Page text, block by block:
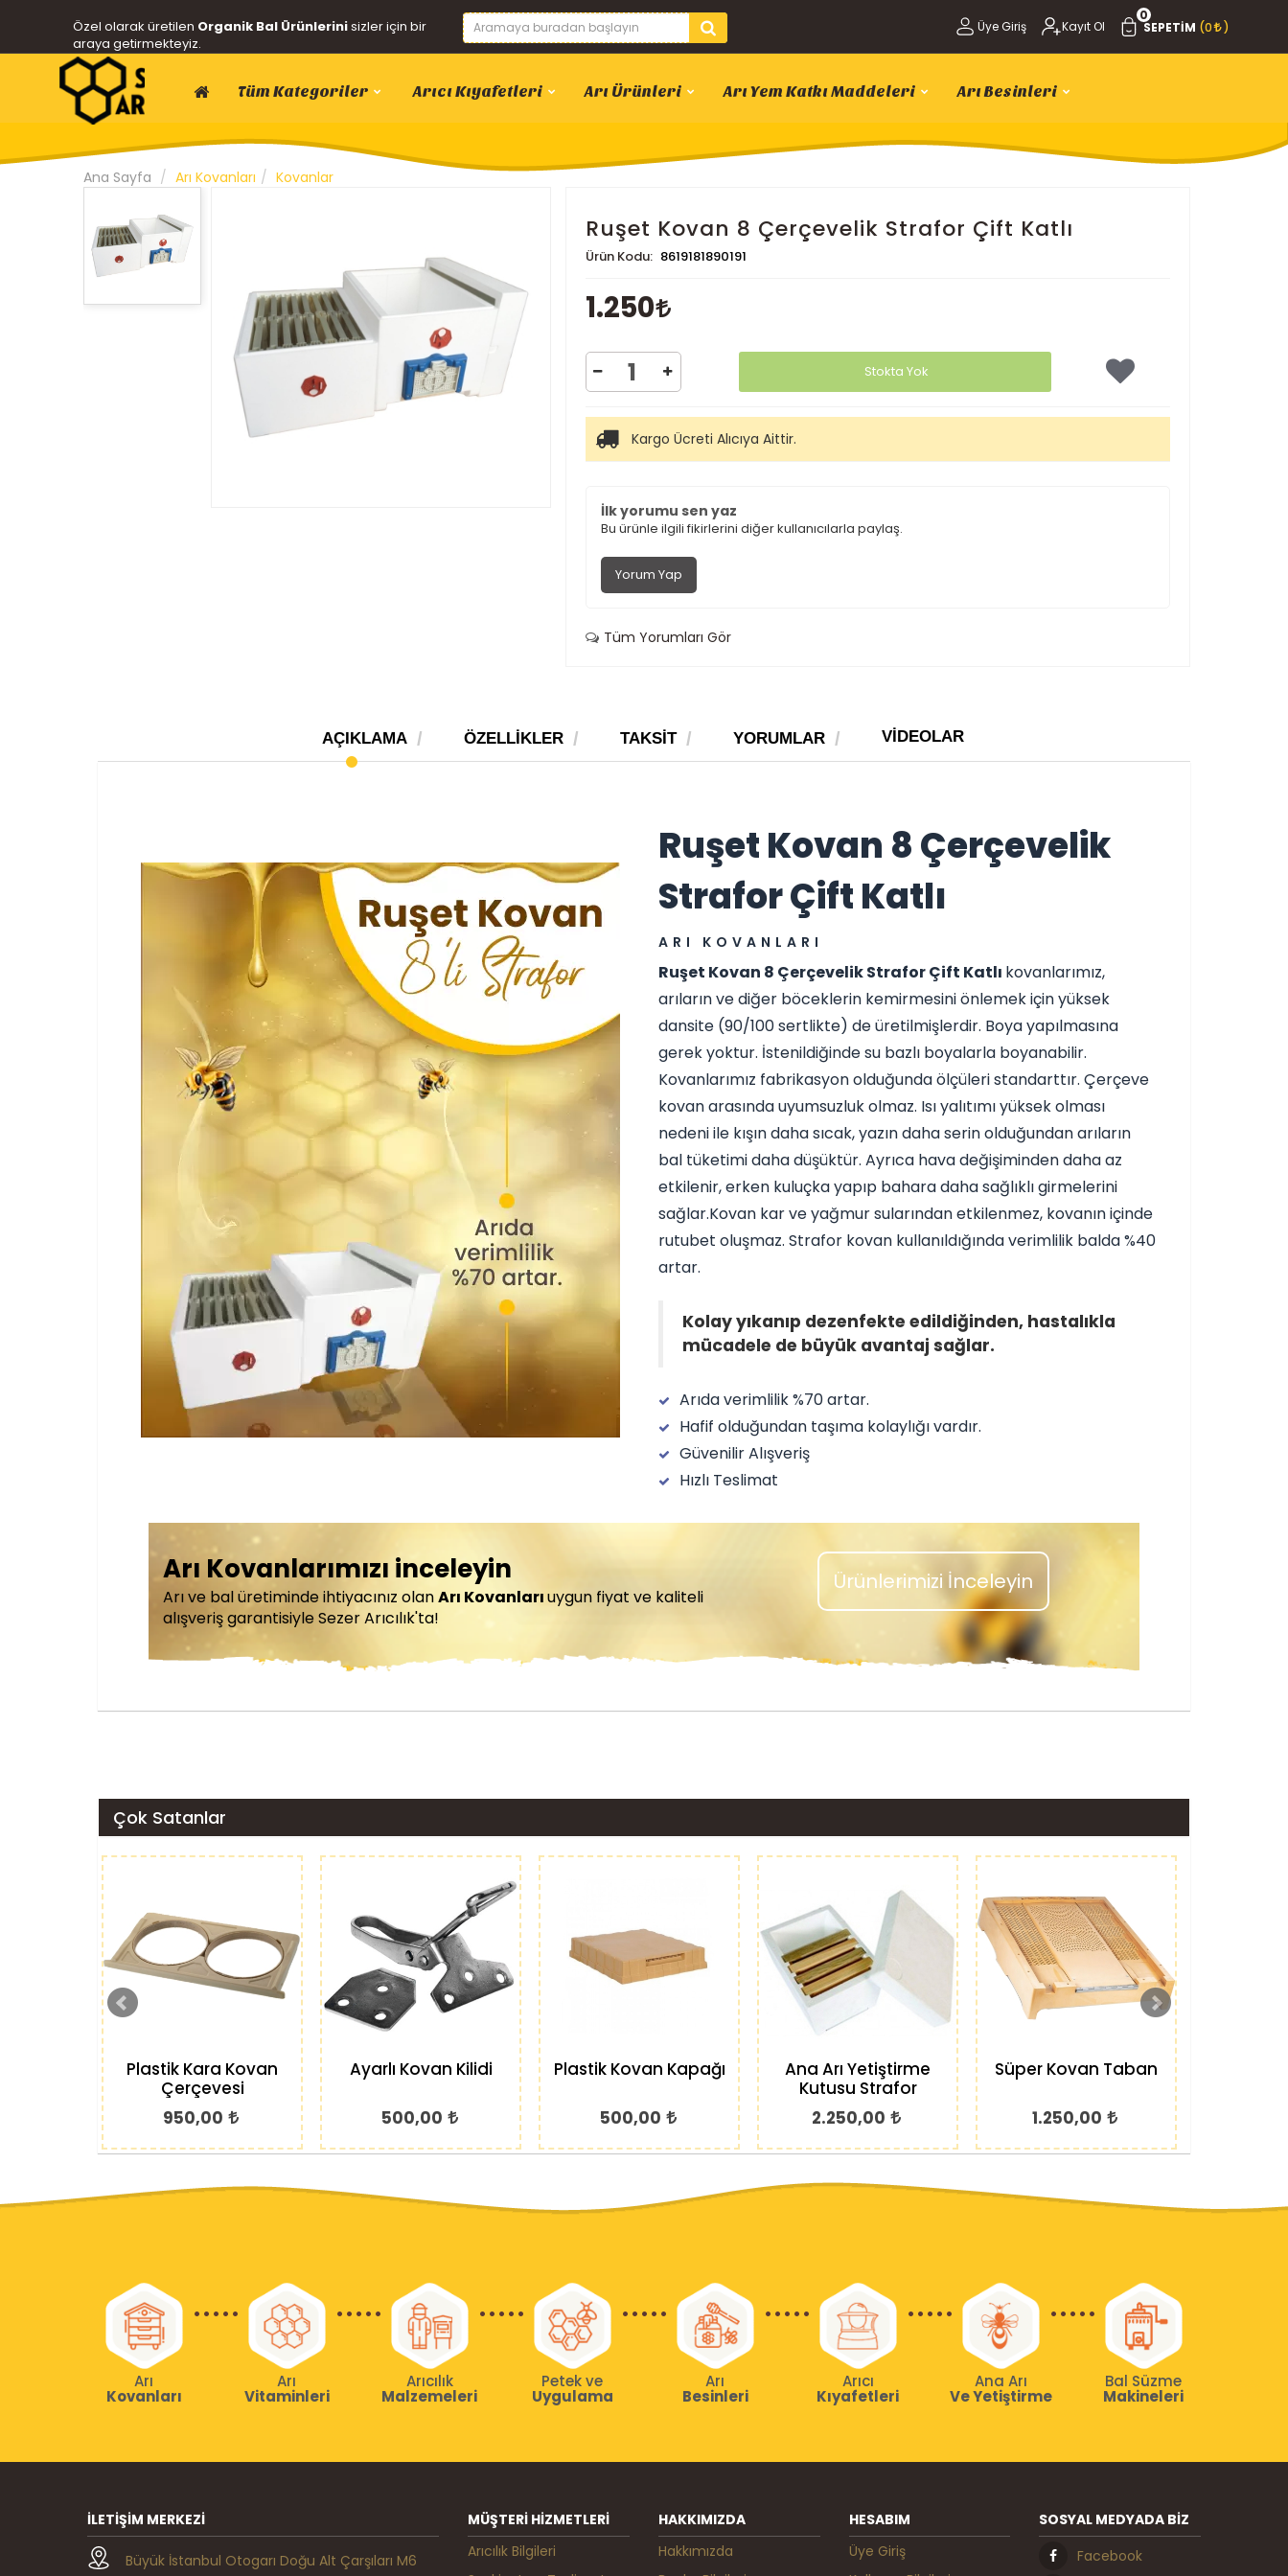
Özel olarak üretilen Organik Bal Ürünlerinisizler için bir
araya getirmekteyiz.
Üye Giriş Kayıt Ol
0
SEPETIM (0 )
Tüm Kategoriler Arıcı Kıyafetleri Arı Ürünleri Arı Yem Katkı Maddeleri Arı Besinleri
Ana Sayfa Arı Kovanları Kovanlar
Ruşet Kovan 8 Çerçevelik Strafor Çift Katlı
Ürün Kodu: 8619181890191
1.250
Stokta Yok
Kargo Ücreti Alıcıya Aittir.
İlk yorumu sen yaz
Bu ürünle ilgili fikirlerini diğer kullanıcılarla paylaş.
Yorum Yap
Tüm Yorumları Gör
AÇIKLAMA ÖZELLIKLER TAKSIT YORUMLAR VIDEOLAR
Ruşet Kovan 8 Çerçevelik
Strafor Çift Katlı
ARI KOVANLARI
Ruşet Kovan 8 Çerçevelik Strafor Çift Katlı kovanlarımız,
arıların ve diğer böceklerin kemirmesini önlemek için yüksek
dansite (90/100 sertlikte) de üretilmişlerdir. Boya yapılmasına
gerek yoktur. İstenildiğinde su bazlı boyalarla boyanabilir.
Kovanlarımız fabrikasyon olduğunda ölçüleri standarttır. Çerçeve
kovan arasında uyumsuzluk olmaz. Isı yalıtımı yüksek olması
nedeni ile kışın daha sıcak, yazın daha serin olduğundan arıların
bal tüketimi daha düşüktür. Ayrıca hava değişiminden daha az
etkilenir, erken kuluçka yapıp bahara daha sağlıklı girmelerini
sağlar.Kovan kar ve yağmur sularından etkilenmez, kovanın içinde
rutubet oluşmaz. Strafor kovan kullanıldığında verimlilik balda %40
artar.
Kolay yıkanıp dezenfekte edildiğinden, hastalıkla
mücadele de büyük avantaj sağlar.
Arıda verimlilik %70 artar.
Hafif olduğundan taşıma kolaylığı vardır.
Güvenilir Alışveriş
Hızlı Teslimat
Arı Kovanlarımızı inceleyin
Arı ve bal üretiminde ihtiyacınız olanArı Kovanlarıuygun fiyat ve kaliteli
alışveriş garantisiyle Sezer Arıcılık'ta!
Ürünlerimizi İnceleyin
Çok Satanlar
Plastik Kara Kovan
Çerçevesi
950,00
Ayarlı Kovan Kilidi
500,00
Plastik Kovan Kapağı
500,00
Ana Arı Yetiştirme
Kutusu Strafor
2.250,00
Süper Kovan Taban
1.250,00
Arı
Kovanları
Arı
Vitaminleri
Arıcılık
Malzemeleri
Petek ve
Uygulama
Arı
Besinleri
Arıcı
Kıyafetleri
Ana Arı
Ve Yetiştirme
Bal Süzme
Makineleri
İLETIŞIM MERKEZI
Büyük İstanbul Otogarı Doğu Alt Çarşıları M6
MÜŞTERI HIZMETLERI
Arıcılık Bilgileri
HAKKIMIZDA
Hakkımızda
HESABIM
Üye Giriş
SOSYAL MEDYADA BIZ
Facebook